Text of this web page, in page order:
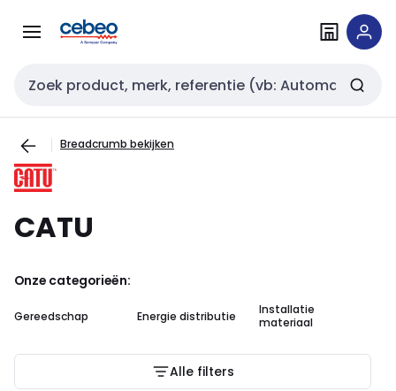
naar
naar
Zoekveld invoer
Breadcrumb bekijken
CATU
Onze categorieën:
Gereedschap Energie distributie
Installatie
materiaal
Alle filters